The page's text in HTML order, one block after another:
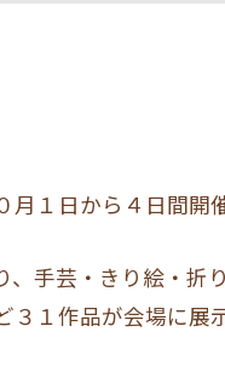
１日から４日間開催
、手芸・きり絵・折
１作品が会場に展示